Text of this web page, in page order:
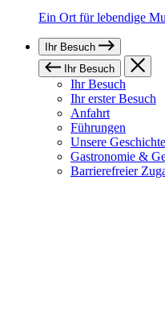
Ein Ort für lebendige
Ihr Besuch
Ihr Besuch
Ihr Besuch
Ihr erster Besuch
Anfahrt
Führungen
Unsere Geschichte
Gastronomie &
Barrierefreier